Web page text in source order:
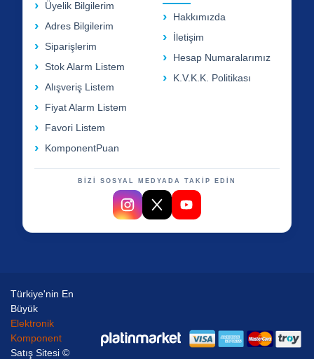
Üyelik Bilgilerim
Adres Bilgilerim
Siparişlerim
Stok Alarm Listem
Alışveriş Listem
Fiyat Alarm Listem
Favori Listem
KomponentPuan
Hakkımızda
İletişim
Hesap Numaralarımız
K.V.K.K. Politikası
BİZİ SOSYAL MEDYADA TAKİP EDİN
Türkiye'nin En
Büyük
Elektronik
Komponent
Satış Sitesi ©